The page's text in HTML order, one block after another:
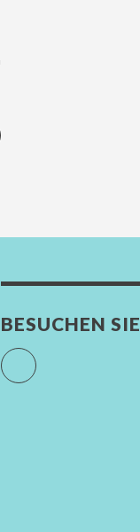
BESUCHEN
Facebook